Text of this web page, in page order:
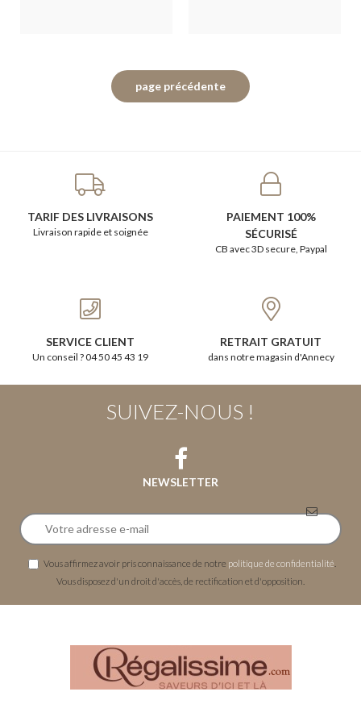
TARIF DES LIVRAISONS
Livraison rapide et soignée
PAIEMENT 100%
SÉCURISÉ
CB avec 3D secure, Paypal
SERVICE CLIENT
Un conseil ? 04 50 45 43 19
RETRAIT GRATUIT
dans notre magasin d'Annecy
SUIVEZ-NOUS !
NEWSLETTER
Vous affirmez avoir pris connaissance de notre politique de confidentialité
Vous disposez d'un droit d'accès, de rectification et d'opposition.